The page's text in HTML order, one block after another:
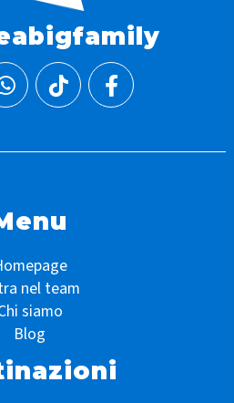
nel team
siamo
Blog